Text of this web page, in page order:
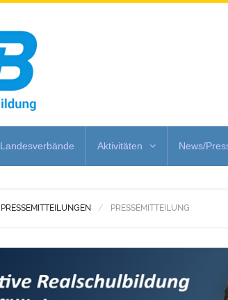
Landesverbände Aktivitäten News/
PRESSEMITTEILUNGEN PRESSEMITTEILUNG